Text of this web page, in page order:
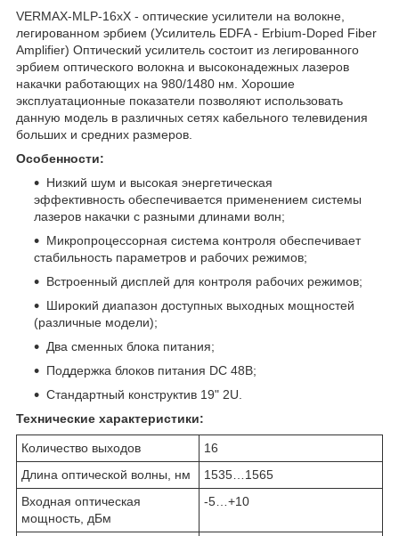
VERMAX-MLP-16xX - оптические усилители на волокне,
легированном эрбием (Усилитель EDFA - Erbium-Doped Fiber
Amplifier) Оптический усилитель состоит из легированного
эрбием оптического волокна и высоконадежных лазеров
накачки работающих на 980/1480 нм. Хорошие
эксплуатационные показатели позволяют использовать
данную модель в различных сетях кабельного телевидения
больших и средних размеров.
Особенности:
Низкий шум и высокая энергетическая
эффективность обеспечивается применением системы
лазеров накачки с разными длинами волн;
Микропроцессорная система контроля обеспечивает
стабильность параметров и рабочих режимов;
Встроенный дисплей для контроля рабочих режимов;
Широкий диапазон доступных выходных мощностей
(различные модели);
Два сменных блока питания;
Поддержка блоков питания DC 48В;
Стандартный конструктив 19" 2U.
Технические характеристики:
Количество выходов
16
Длина оптической волны, нм
1535…1565
Входная оптическая
мощность, дБм
-5…+10